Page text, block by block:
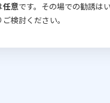
任意です。その場での勧誘は
検討ください。